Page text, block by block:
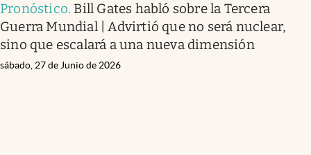
Pronóstico. Bill Gates habló sobre la Tercera
Guerra Mundial | Advirtió que no será nuclear,
sino que escalará a una nueva dimensión
sábado, 27 de Junio de 2026